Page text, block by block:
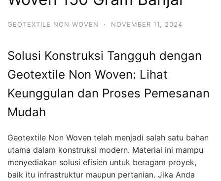
GEOTEXTILE NON WOVEN · NOVEMBER 11, 2024
Solusi Konstruksi Tangguh dengan
Geotextile Non Woven: Lihat
Keunggulan dan Proses Pemesanan
Mudah
Geotextile Non Woven telah menjadi salah satu bahan
utama dalam konstruksi modern. Material ini mampu
menyediakan solusi efisien untuk beragam proyek,
baik itu infrastruktur maupun pertanian. Jika Anda